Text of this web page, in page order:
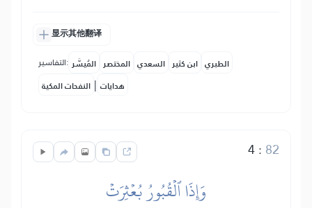
显示其他翻译
التفاسير: المُيسَّر المختصر السعدي ابن كثير الطبري
النفحات المكية | هدايات
4: 82
وَإِذَا ٱلۡقُبُورُ بُعۡثِرَتۡ